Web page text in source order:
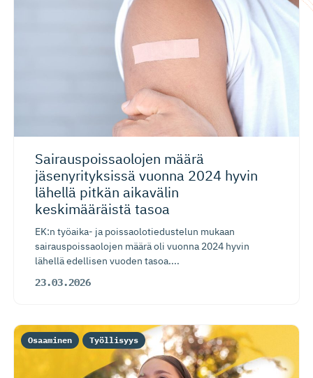
Sairauspois­saolojen määrä
jäsenyrityksissä vuonna 2024 hyvin
lähellä pitkän aikavälin
keskimääräistä tasoa
EK:n työaika- ja poissaolotiedustelun mukaan
sairauspoissaolojen määrä oli vuonna 2024 hyvin
lähellä edellisen vuoden tasoa....
23.03.2026
Osaaminen Työllisyys